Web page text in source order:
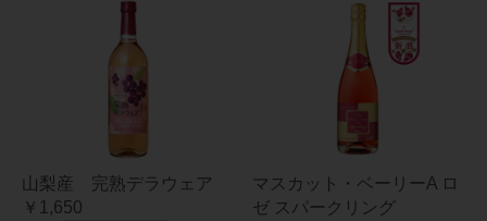
山梨産 完熟デラウェア
￥1,650
マスカット・ベーリーA ロ
ゼ スパークリング